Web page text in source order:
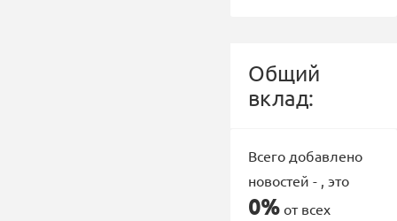
Общий
вклад:
Всего добавлено
новостей - , это
0% от всех